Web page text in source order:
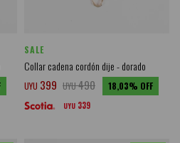
SALE
Collar cadena cordón dije - dorado
UYU 399 UYU490 18,03
UYU 339